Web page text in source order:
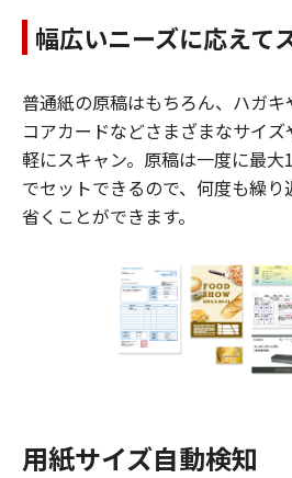
幅広いニーズに応えて
普通紙の原稿はもちろん、ハガ
コアカードなどさまざまなサイ
軽にスキャン。原稿は一度に最
でセットできるので、何度も繰
省くことができます。
用紙サイズ自動検知